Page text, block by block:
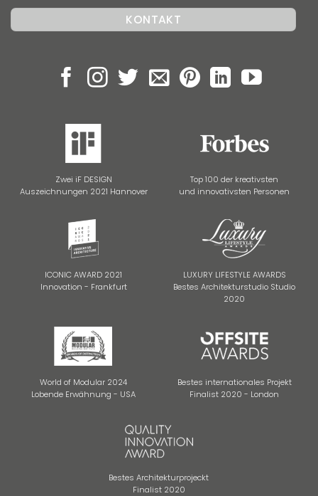
Zwei iF DESIGN
Auszeichnungen 2021 Hannover
Top 100 der kreativsten
und innovativsten Personen
ICONIC AWARD 2021
Innovation - Frankfurt
LUXURY LIFESTYLE AWARDS
Bestes Architekturstudio Studio
2020
World of Modular 2024
Lobende Erwähnung - USA
Bestes internationales Projekt
Finalist 2020 - London
Bestes Architekturprojeckt
Finalist 2020